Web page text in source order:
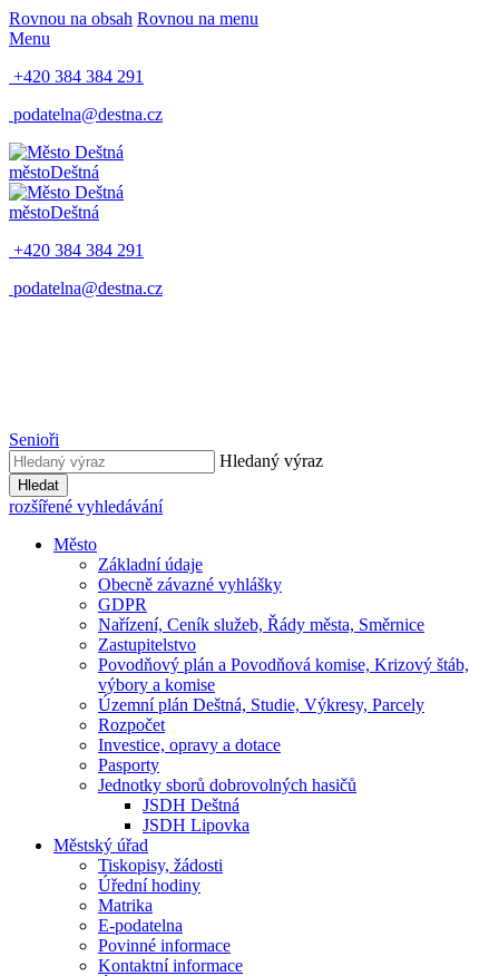
Rovnou na obsah Rovnou na menu
Menu
+420 384 384 291
podatelna@destna.cz
městoDeštná
městoDeštná
+420 384 384 291
podatelna@destna.cz
Senioři
Hledaný výraz
Hledat
rozšířené vyhledávání
Město
Základní údaje
Obecně závazné vyhlášky
GDPR
Nařízení, Ceník služeb, Řády města, Směrnice
Zastupitelstvo
Povodňový plán a Povodňová komise, Krizový štáb,
výbory a komise
Územní plán Deštná, Studie, Výkresy, Parcely
Rozpočet
Investice, opravy a dotace
Pasporty
Jednotky sborů dobrovolných hasičů
JSDH Deštná
JSDH Lipovka
Městský úřad
Tiskopisy, žádosti
Úřední hodiny
Matrika
E-podatelna
Povinné informace
Kontaktní informace